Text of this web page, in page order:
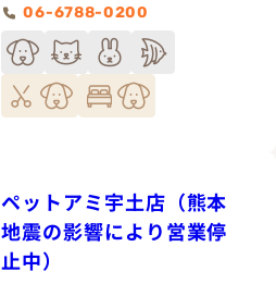
06-6788-0200
ペットアミ宇土店（熊本
地震の影響により営業停
止中）